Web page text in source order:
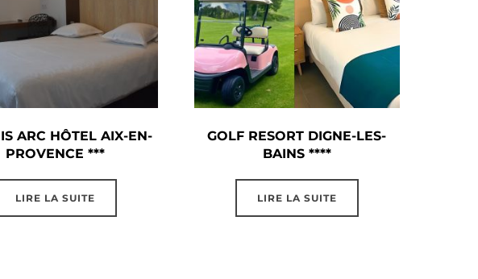
ARC HÔTEL AIX-EN-
PROVENCE ***
LIRE LA SUITE
GOLF RESORT DIGNE-LES-
BAINS ****
LIRE LA SUITE